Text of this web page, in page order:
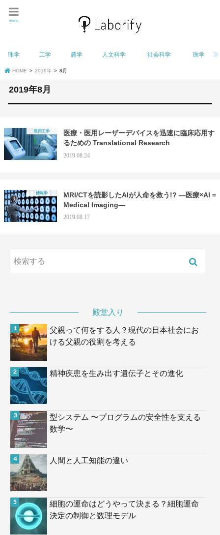
menu
理学 工学 農学 人文科学 社会科学 医学
HOME 2019年 8月
2019年8月
医用工学
医療・医用レーザーデバイスを迅速に臨床応用す
るための Translational Research
2019.08.24
情報学
MRI/CTを読影したAIが人命を救う!? —医療×AI =
Medical Imaging—
2019.08.17
殿堂入り
父親って何をする人？現代の日本社会にお
ける父親の役割を考える
精神疾患を生み出す遺伝子とその進化
型システム 〜プログラムの安全性を支える
数学〜
人間と人工知能の違い
細胞の運命はどうやって決まる？細胞運命
決定の制御と数理モデル